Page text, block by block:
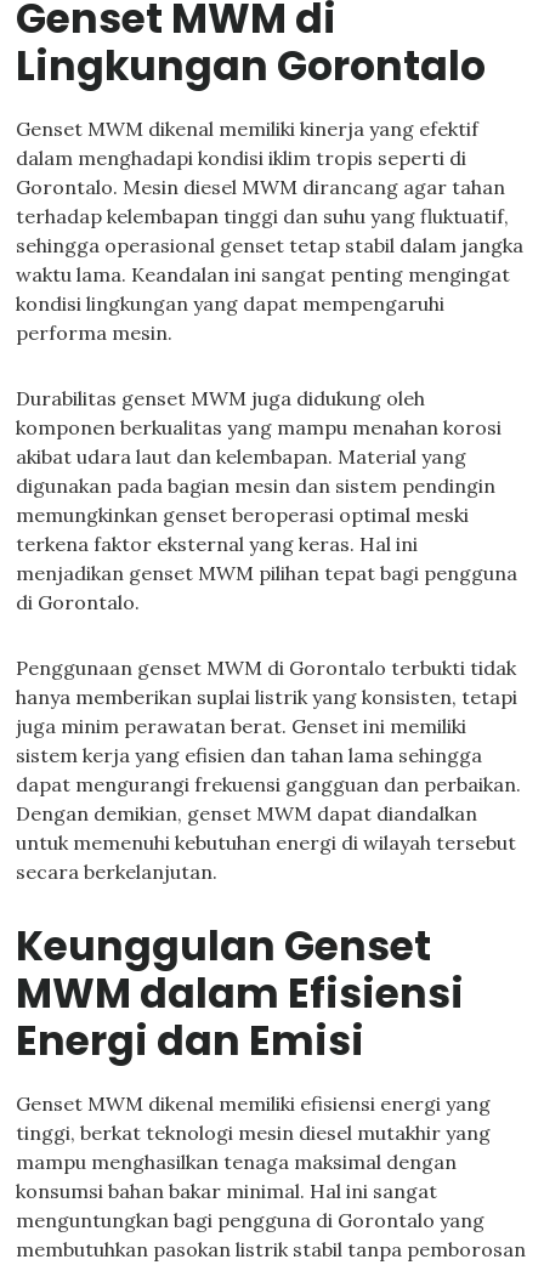
Genset MWM di
Lingkungan Gorontalo
Genset MWM dikenal memiliki kinerja yang efektif
dalam menghadapi kondisi iklim tropis seperti di
Gorontalo. Mesin diesel MWM dirancang agar tahan
terhadap kelembapan tinggi dan suhu yang fluktuatif,
sehingga operasional genset tetap stabil dalam jangka
waktu lama. Keandalan ini sangat penting mengingat
kondisi lingkungan yang dapat mempengaruhi
performa mesin.
Durabilitas genset MWM juga didukung oleh
komponen berkualitas yang mampu menahan korosi
akibat udara laut dan kelembapan. Material yang
digunakan pada bagian mesin dan sistem pendingin
memungkinkan genset beroperasi optimal meski
terkena faktor eksternal yang keras. Hal ini
menjadikan genset MWM pilihan tepat bagi pengguna
di Gorontalo.
Penggunaan genset MWM di Gorontalo terbukti tidak
hanya memberikan suplai listrik yang konsisten, tetapi
juga minim perawatan berat. Genset ini memiliki
sistem kerja yang efisien dan tahan lama sehingga
dapat mengurangi frekuensi gangguan dan perbaikan.
Dengan demikian, genset MWM dapat diandalkan
untuk memenuhi kebutuhan energi di wilayah tersebut
secara berkelanjutan.
Keunggulan Genset
MWM dalam Efisiensi
Energi dan Emisi
Genset MWM dikenal memiliki efisiensi energi yang
tinggi, berkat teknologi mesin diesel mutakhir yang
mampu menghasilkan tenaga maksimal dengan
konsumsi bahan bakar minimal. Hal ini sangat
menguntungkan bagi pengguna di Gorontalo yang
membutuhkan pasokan listrik stabil tanpa pemborosan